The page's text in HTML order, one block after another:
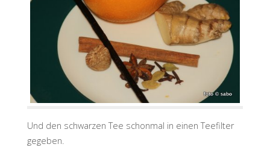
Und den schwarzen Tee schonmal in einen Teefilter
gegeben.